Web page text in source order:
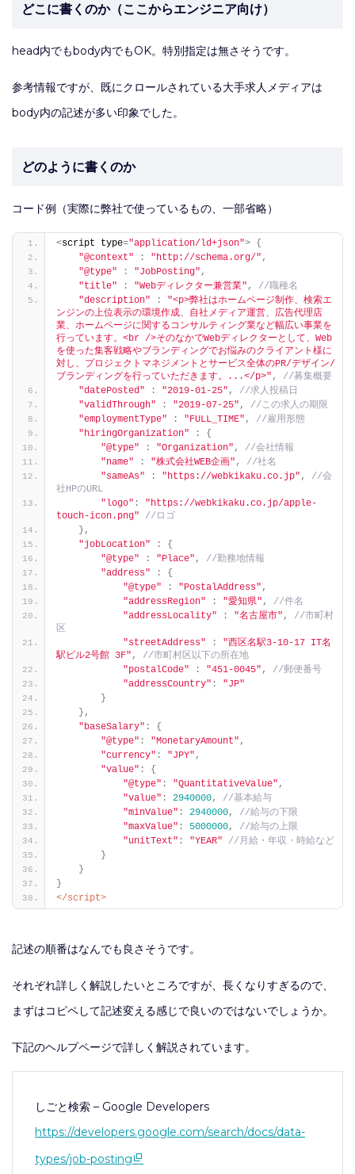
どこに書くのか（ここからエンジニア向け）
head内でもbody内でもOK。特別指定は無さそうです。
参考情報ですが、既にクロールされている大手求人メディアは
body内の記述が多い印象でした。
どのように書くのか
コード例（実際に弊社で使っているもの、一部省略）
<script type="application/ld+json"> {
"@context"
: "http://schema.org/" ,
"@type"
: "JobPosting" ,
"title"
: "Webディレクター兼営業" ,
//職種名
"description"
:
"<p>弊社はホームページ制作、検索エ
ンジンの上位表示の環境作成、自社メディア運営、広告代理店
業、ホームページに関するコンサルティング業など幅広い事業を
行っています。<br />そのなかでWebディレクターとして、Web
を使った集客戦略やブランディングでお悩みのクライアント様に
対し、プロジェクトマネジメントとサービス全体のPR/デザイン/
ブランディングを行っていただきます。...</p>" ,
//募集概要
"datePosted"
: "2019-01-25" ,
//求人投稿日
"validThrough"
: "2019-07-25" ,
//この求人の期限
"employmentType"
: "FULL_TIME" ,
//雇用形態
"hiringOrganization"
:
{
"@type"
: "Organization" ,
//会社情報
"name"
: "株式会社WEB企画" ,
//社名
"sameAs"
: "https://webkikaku.co.jp" ,
//会
社HPのURL
"logo" :
"https://webkikaku.co.jp/apple-
touch-icon.png" //ロゴ
} ,
"jobLocation"
:
{
"@type"
: "Place" ,
//勤務地情報
"address"
:
{
"@type"
: "PostalAddress" ,
"addressRegion"
: "愛知県" ,
//件名
"addressLocality"
: "名古屋市" ,
//市町村
区
"streetAddress"
:
"西区名駅3-10-17 IT名
駅ビル2号館 3F" ,
//市町村区以下の所在地
"postalCode"
: "451-0045" ,
//郵便番号
"addressCountry" :
"JP"
}
} ,
"baseSalary" :
{
"@type" : "MonetaryAmount" ,
"currency" : "JPY" ,
"value" :
{
"@type" : "QuantitativeValue" ,
"value" : 2940000,
//基本給与
"minValue" : 2940000,
//給与の下限
"maxValue" : 5000000,
//給与の上限
"unitText" : "YEAR" //月給・年収・時給など
}
}
}
</script>
記述の順番はなんでも良さそうです。
それぞれ詳しく解説したいところですが、長くなりすぎるので、
まずはコピペして記述変える感じで良いのではないでしょうか。
下記のヘルプページで詳しく解説されています。
しごと検索 – Google Developers
https://developers.google.com/search/docs/data-
types/job-posting